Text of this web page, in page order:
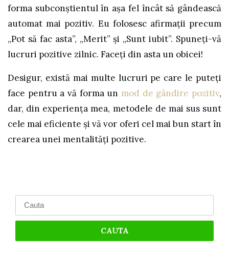
forma subconștientul în așa fel încât să gândească
automat mai pozitiv. Eu folosesc afirmații precum
„Pot să fac asta”, „Merit” și „Sunt iubit”. Spuneți-vă
lucruri pozitive zilnic. Faceți din asta un obicei!
Desigur, există mai multe lucruri pe care le puteți
face pentru a vă forma un mod de gândire pozitiv,
dar, din experiența mea, metodele de mai sus sunt
cele mai eficiente și vă vor oferi cel mai bun start în
crearea unei mentalități pozitive.
for: